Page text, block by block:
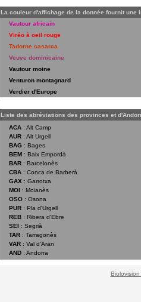
La couleur d'affichage de la donnée fournit
Vautour africain
Viréo à oeil rouge
Tadorne casarca
Veuve dominicaine
Vautour moine
Venturon montagnard
Verdier d'Europe
Liste des abréviations des provinces et
ACA : Alt Camp
AUR : Alt Urgell
BAG : Bages
BEM : Baix Empordà
BAR : Barcelonès
CBA : Conca de Barberà
GAX : Garrotxa
MOI : Moianès
OSO : Osona
PUR : Pla d'Urgell
REB : Ribera d'Ebre
SEI : Segrià
TAR : Tarragonès
VAR : Val d'Aran
AND : Andorra
Biolovision